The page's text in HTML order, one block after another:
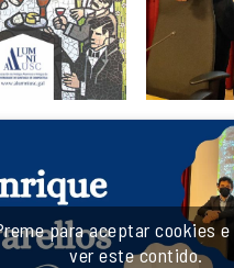
para aceptar cookies e
ver este contido.